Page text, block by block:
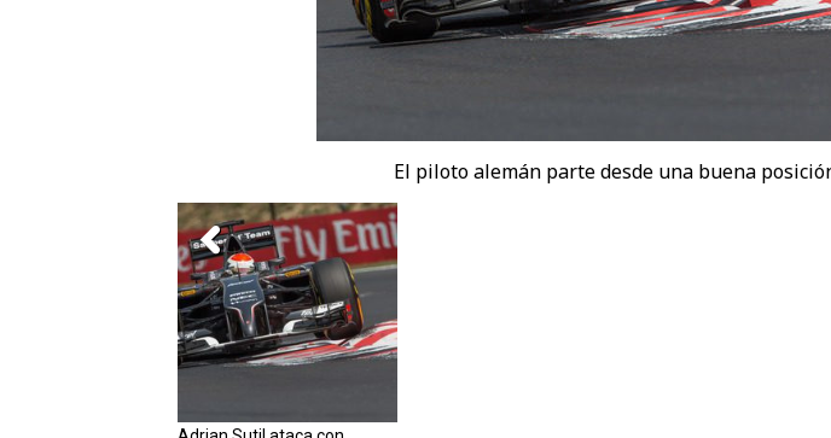
El piloto alemán parte desde una buena